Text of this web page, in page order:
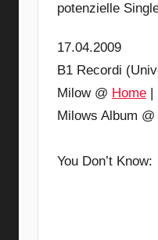
potenzielle
17.04.2009
B1 Recordi
Milow @ Home
Milows Album @
You Don’t Know: